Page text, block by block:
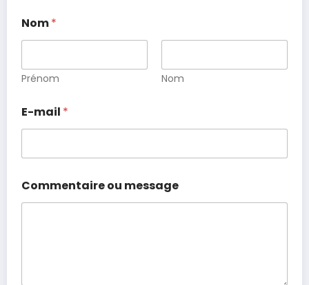
Nom*
Prénom Nom
E-mail *
Commentaire ou message